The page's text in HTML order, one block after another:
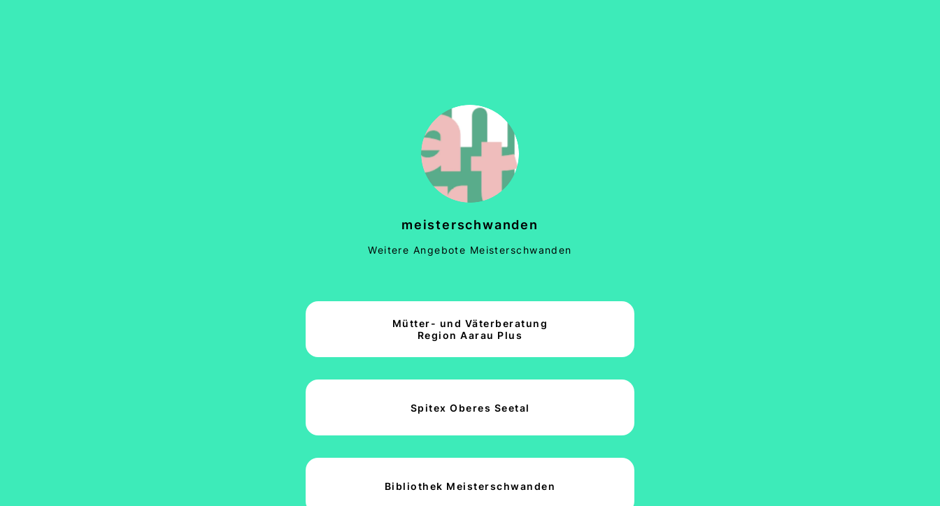
meisterschwanden
Weitere Angebote Meisterschwanden
Mütter- und Väterberatung
Region Aarau Plus
Spitex Oberes Seetal
Bibliothek Meisterschwanden